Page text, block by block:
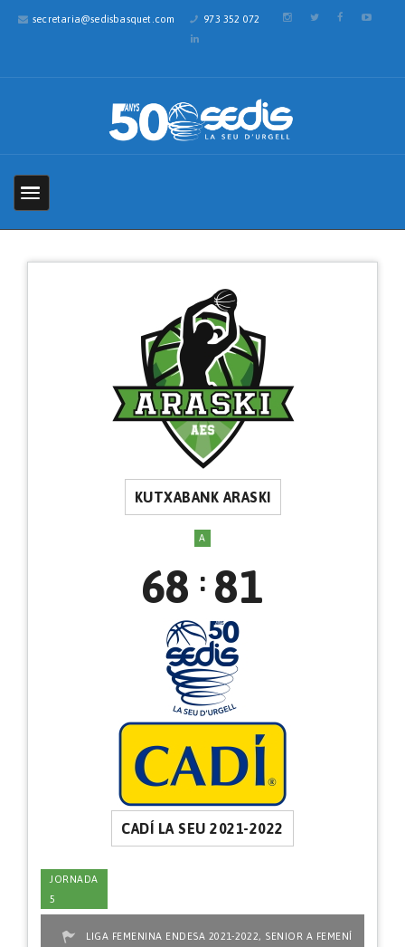
secretaria@sedisbasquet.com 973 352 072
KUTXABANK ARASKI
A
68 : 81
CADÍ LA SEU 2021-2022
JORNADA
5
LIGA FEMENINA ENDESA 2021-2022, SENIOR A FEMENÍ